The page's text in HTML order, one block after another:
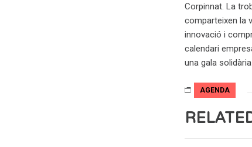
Corpinnat. La
comparteixen la
innovació i
calendari
una gala
AGENDA